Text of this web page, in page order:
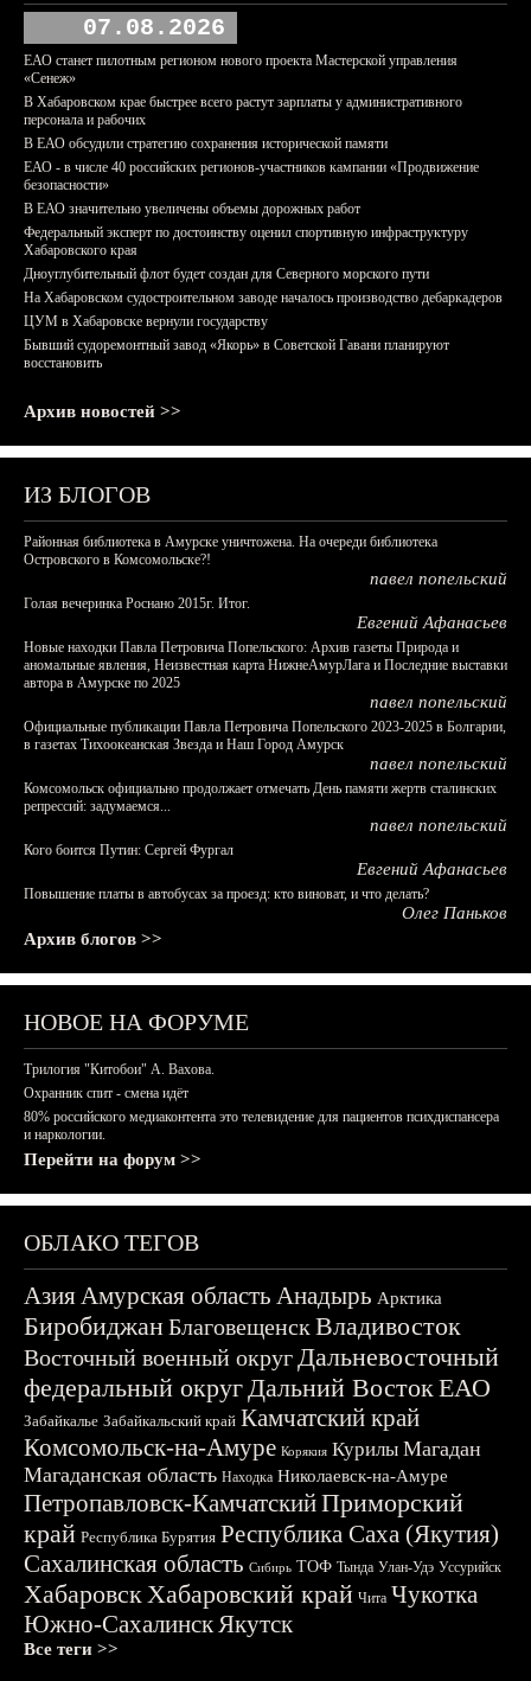
07.08.2026
ЕАО станет пилотным регионом нового проекта Мастерской управления
«Сенеж»
В Хабаровском крае быстрее всего растут зарплаты у административного
персонала и рабочих
В ЕАО обсудили стратегию сохранения исторической памяти
ЕАО - в числе 40 российских регионов-участников кампании «Продвижение
безопасности»
В ЕАО значительно увеличены объемы дорожных работ
Федеральный эксперт по достоинству оценил спортивную инфраструктуру
Хабаровского края
Дноуглубительный флот будет создан для Северного морского пути
На Хабаровском судостроительном заводе началось производство дебаркадеров
ЦУМ в Хабаровске вернули государству
Бывший судоремонтный завод «Якорь» в Советской Гавани планируют
восстановить
Архив новостей >>
ИЗ БЛОГОВ
Районная библиотека в Амурске уничтожена. На очереди библиотека
Островского в Комсомольске?!
павел попельский
Голая вечеринка Роснано 2015г. Итог.
Евгений Афанасьев
Новые находки Павла Петровича Попельского: Архив газеты Природа и
аномальные явления, Неизвестная карта НижнеАмурЛага и Последние выставки
автора в Амурске по 2025
павел попельский
Официальные публикации Павла Петровича Попельского 2023-2025 в Болгарии,
в газетах Тихоокеанская Звезда и Наш Город Амурск
павел попельский
Комсомольск официально продолжает отмечать День памяти жертв сталинских
репрессий: задумаемся...
павел попельский
Кого боится Путин: Сергей Фургал
Евгений Афанасьев
Повышение платы в автобусах за проезд: кто виноват, и что делать?
Олег Паньков
Архив блогов >>
НОВОЕ НА ФОРУМЕ
Трилогия "Китобои" А. Вахова.
Охранник спит - смена идёт
80% российского медиаконтента это телевидение для пациентов психдиспансера
и наркологии.
Перейти на форум >>
ОБЛАКО ТЕГОВ
АзияАмурская область Анадырь Арктика
БиробиджанБлаговещенскВладивосток
Восточный военный округДальневосточный
федеральный округДальний ВостокЕАО
Забайкалье Забайкальский край Камчатский край
Комсомольск-на-Амуре Корякия Курилы Магадан
Магаданская область Находка Николаевск-на-Амуре
Петропавловск-КамчатскийПриморский
край Республика Бурятия Республика Саха (Якутия)
Сахалинская область Сибирь ТОФ Тында Улан-Удэ Уссурийск
ХабаровскХабаровский край Чита Чукотка
Южно-СахалинскЯкутск
Все теги >>